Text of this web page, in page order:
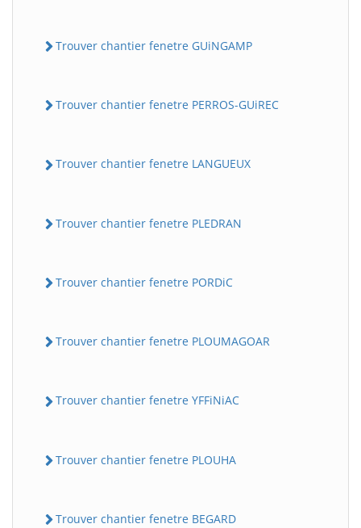
Trouver chantier fenetre GUiNGAMP
Trouver chantier fenetre PERROS-GUiREC
Trouver chantier fenetre LANGUEUX
Trouver chantier fenetre PLEDRAN
Trouver chantier fenetre PORDiC
Trouver chantier fenetre PLOUMAGOAR
Trouver chantier fenetre YFFiNiAC
Trouver chantier fenetre PLOUHA
Trouver chantier fenetre BEGARD